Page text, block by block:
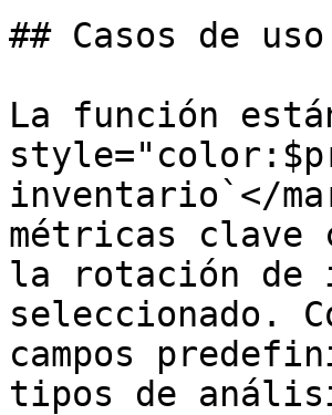
## Casos de uso
La función
inventario`</
métricas clave
la rotación de
seleccionado.
campos
tipos de